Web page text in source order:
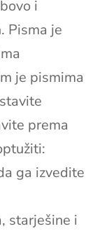
i
Pisma je
je pismima
prema
ga izvedite
starješine i